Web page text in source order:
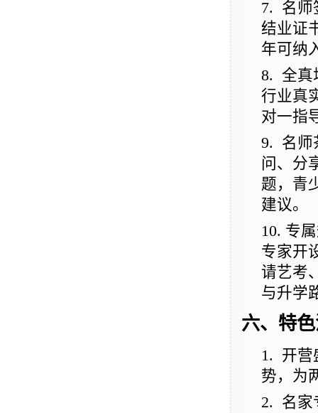
7.
名师
结业证
年可纳
8. 全真
行业真
对一指
9.
名师
问、分
题，青
建议。
10. 专
专家开
请艺考
与升学
六、特
1.
开营
势，为
2.
名家